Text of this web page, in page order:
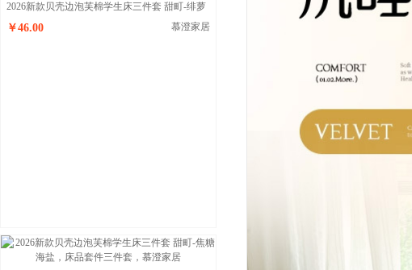
2026新款贝壳边泡芙棉学生床三件套 甜町-绯萝
￥46.00 慕澄家居